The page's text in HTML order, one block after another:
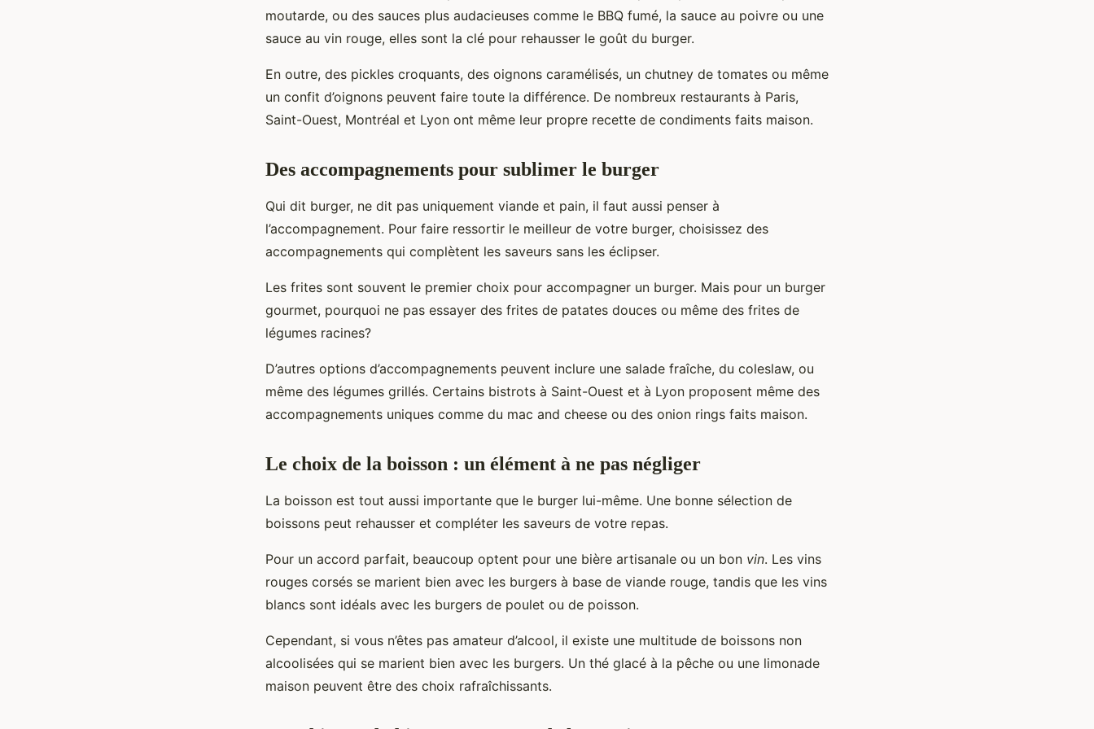
moutarde, ou des sauces plus audacieuses comme le BBQ fumé, la sauce au poivre ou une
sauce au vin rouge, elles sont la clé pour rehausser le goût du burger.
En outre, des pickles croquants, des oignons caramélisés, un chutney de tomates ou même
un confit d’oignons peuvent faire toute la différence. De nombreux restaurants à Paris,
Saint-Ouest, Montréal et Lyon ont même leur propre recette de condiments faits maison.
Des accompagnements pour sublimer le burger
Qui dit burger, ne dit pas uniquement viande et pain, il faut aussi penser à
l’accompagnement. Pour faire ressortir le meilleur de votre burger, choisissez des
accompagnements qui complètent les saveurs sans les éclipser.
Les frites sont souvent le premier choix pour accompagner un burger. Mais pour un burger
gourmet, pourquoi ne pas essayer des frites de patates douces ou même des frites de
légumes racines?
D’autres options d’accompagnements peuvent inclure une salade fraîche, du coleslaw, ou
même des légumes grillés. Certains bistrots à Saint-Ouest et à Lyon proposent même des
accompagnements uniques comme du mac and cheese ou des onion rings faits maison.
Le choix de la boisson : un élément à ne pas négliger
La boisson est tout aussi importante que le burger lui-même. Une bonne sélection de
boissons peut rehausser et compléter les saveurs de votre repas.
Pour un accord parfait, beaucoup optent pour une bière artisanale ou un bon vin. Les vins
rouges corsés se marient bien avec les burgers à base de viande rouge, tandis que les vins
blancs sont idéals avec les burgers de poulet ou de poisson.
Cependant, si vous n’êtes pas amateur d’alcool, il existe une multitude de boissons non
alcoolisées qui se marient bien avec les burgers. Un thé glacé à la pêche ou une limonade
maison peuvent être des choix rafraîchissants.